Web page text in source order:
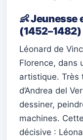
👶 Jeunesse
(1452–1482)
Léonard de
Florence, dans
artistique. Très
d’Andrea del
dessiner,
machines.
décisive :